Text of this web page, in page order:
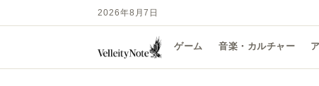
2026年8月7日
ゲーム 音楽・カルチャー